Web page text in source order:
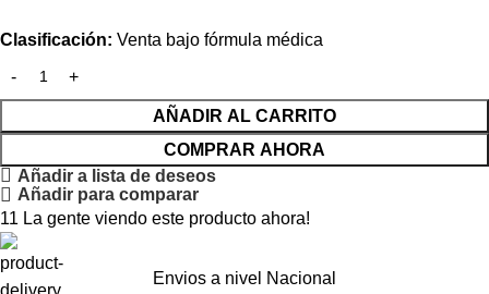
Clasificación: Venta bajo fórmula médica
AÑADIR AL CARRITO
COMPRAR AHORA
Añadir a lista de deseos
Añadir para comparar
11 La gente viendo este producto ahora!
Envios a nivel Nacional